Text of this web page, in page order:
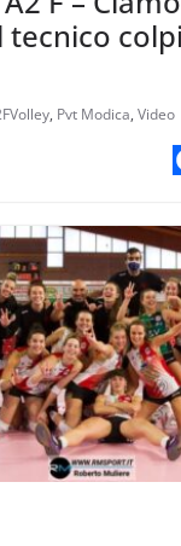
tecnico
, Pvt Modica, Video